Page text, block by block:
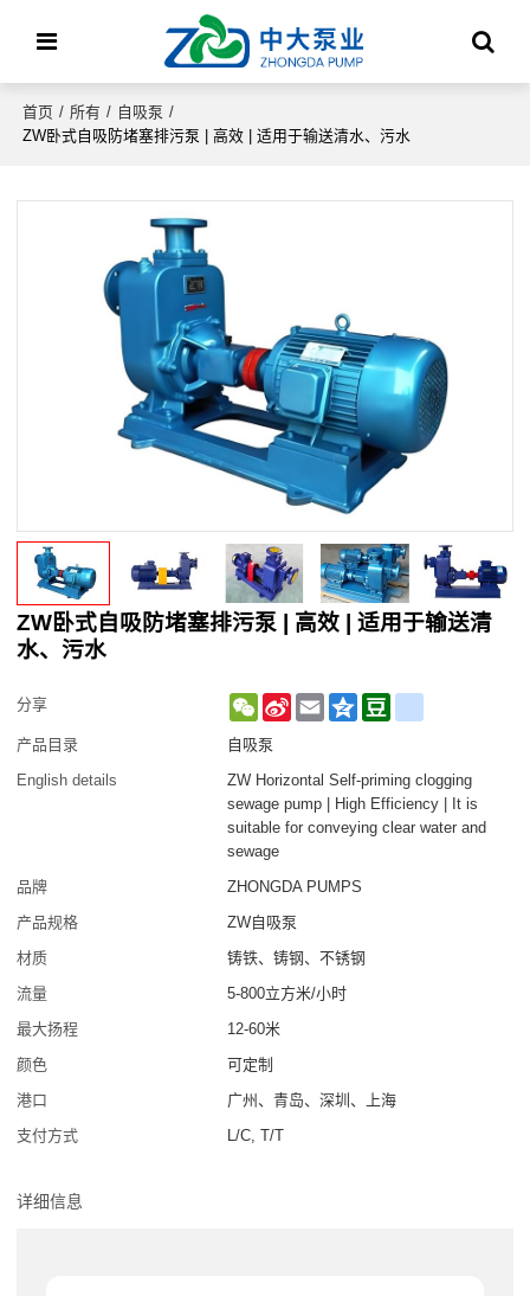
首页 / 所有 / 自吸泵 /
ZW卧式自吸防堵塞排污泵 | 高效 | 适用于输送清水、污水
ZW卧式自吸防堵塞排污泵 | 高效 | 适用于输送清
水、污水
分享 WeChat
Sina
Weibo
Email Qzone
产品目录
自吸泵
English details
ZW Horizontal Self-priming clogging
sewage pump | High Efficiency | It is
suitable for conveying clear water and
sewage
品牌
ZHONGDA PUMPS
产品规格
ZW自吸泵
材质
铸铁、铸钢、不锈钢
流量
5-800立方米/小时
最大扬程
12-60米
颜色
可定制
港口
广州、青岛、深圳、上海
支付方式
L/C, T/T
详细信息